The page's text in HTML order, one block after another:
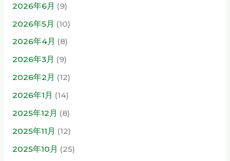
2026年6月 (9)
2026年5月 (10)
2026年4月 (8)
2026年3月 (9)
2026年2月 (12)
2026年1月 (14)
2025年12月 (8)
2025年11月 (12)
2025年10月 (25)